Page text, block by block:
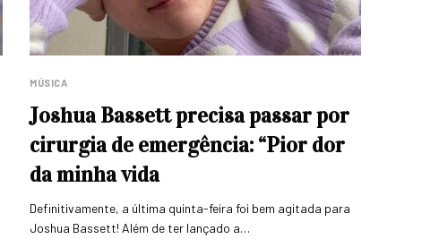
MÚSICA
Joshua Bassett precisa passar por
cirurgia de emergência: “Pior dor
da minha vida
Definitivamente, a última quinta-feira foi bem agitada para
Joshua Bassett! Além de ter lançado a…